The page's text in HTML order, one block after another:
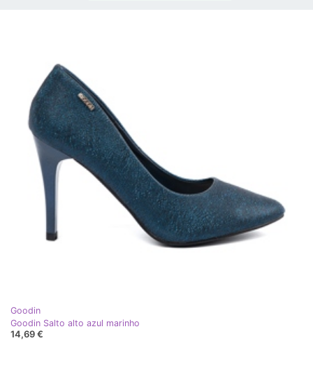
Goodin
Goodin Salto alto azul marinho
14,69 €